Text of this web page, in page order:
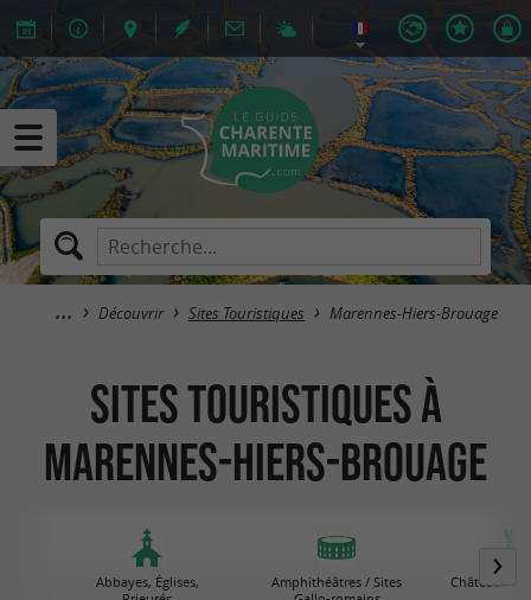
Découvrir Sites Touristiques Marennes-Hiers-Brouage
Sites Touristiques à
Marennes-Hiers-Brouage
Abbayes, Églises,
Amphithéâtres / Sites
Châteaux /